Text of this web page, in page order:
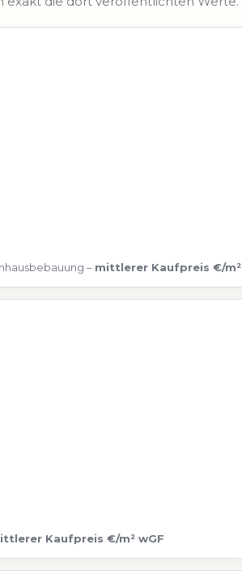
– mittlerer Kaufpreis €/m²
Kaufpreis €/m² wGF